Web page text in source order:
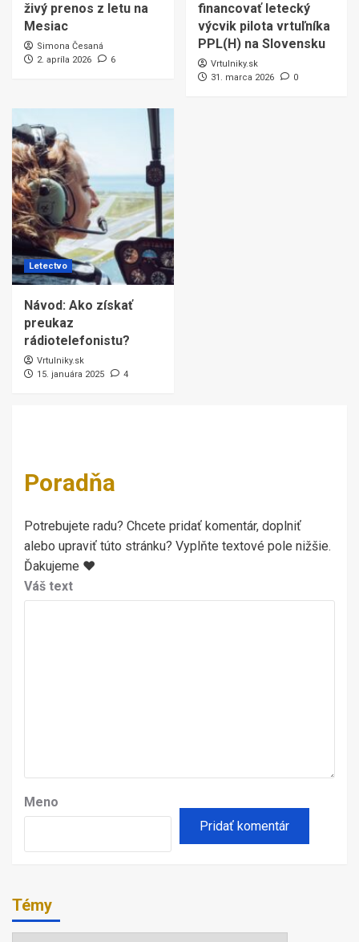
živý prenos z letu na
Mesiac
Simona Česaná
2. apríla 2026
6
financovať letecký
výcvik pilota vrtuľníka
PPL(H) na Slovensku
Vrtulniky.sk
31. marca 2026
0
Letectvo
Návod: Ako získať
preukaz
rádiotelefonistu?
Vrtulniky.sk
15. januára 2025
4
Poradňa
Potrebujete radu? Chcete pridať komentár, doplniť
alebo upraviť túto stránku? Vyplňte textové pole nižšie.
Ďakujeme ♥
Váš text
Meno
Témy